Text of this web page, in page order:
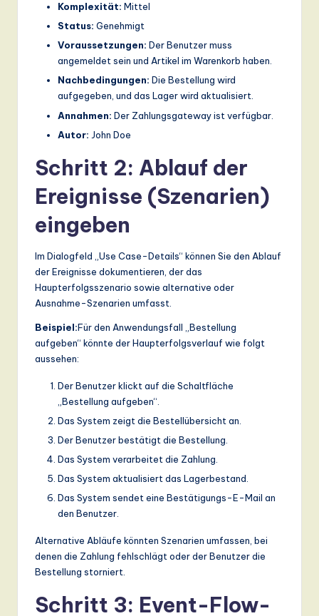
Komplexität: Mittel
Status: Genehmigt
Voraussetzungen: Der Benutzer muss
angemeldet sein und Artikel im Warenkorb haben.
Nachbedingungen: Die Bestellung wird
aufgegeben, und das Lager wird aktualisiert.
Annahmen: Der Zahlungsgateway ist verfügbar.
Autor: John Doe
Schritt 2: Ablauf der
Ereignisse (Szenarien)
eingeben
Im Dialogfeld „Use Case-Details“ können Sie den Ablauf
der Ereignisse dokumentieren, der das
Haupterfolgsszenario sowie alternative oder
Ausnahme-Szenarien umfasst.
Beispiel:Für den Anwendungsfall „Bestellung
aufgeben“ könnte der Haupterfolgsverlauf wie folgt
aussehen:
Der Benutzer klickt auf die Schaltfläche
„Bestellung aufgeben“.
Das System zeigt die Bestellübersicht an.
Der Benutzer bestätigt die Bestellung.
Das System verarbeitet die Zahlung.
Das System aktualisiert das Lagerbestand.
Das System sendet eine Bestätigungs-E-Mail an
den Benutzer.
Alternative Abläufe könnten Szenarien umfassen, bei
denen die Zahlung fehlschlägt oder der Benutzer die
Bestellung storniert.
Schritt 3: Event-Flow-